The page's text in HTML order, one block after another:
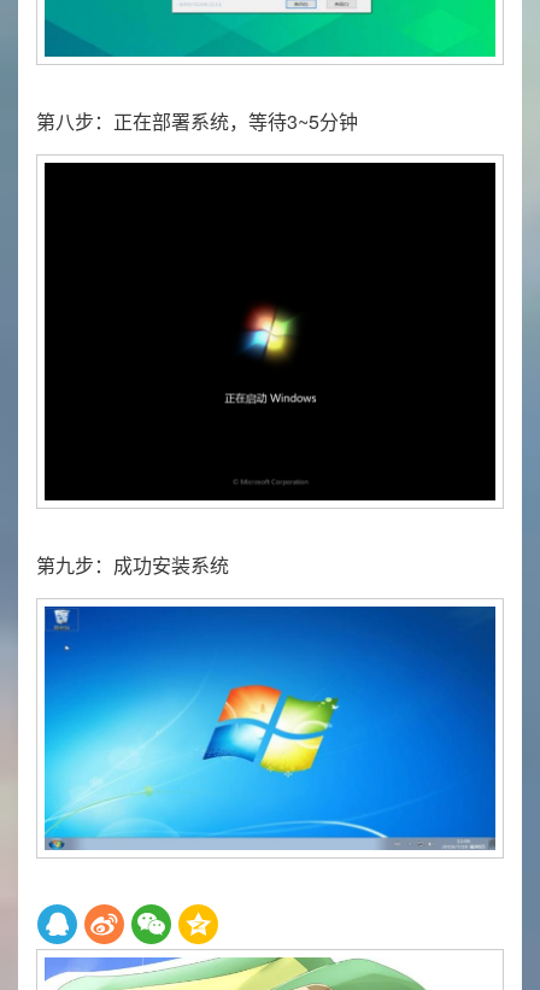
第八步：正在部署系统，等待3~5分钟
第九步：成功安装系统